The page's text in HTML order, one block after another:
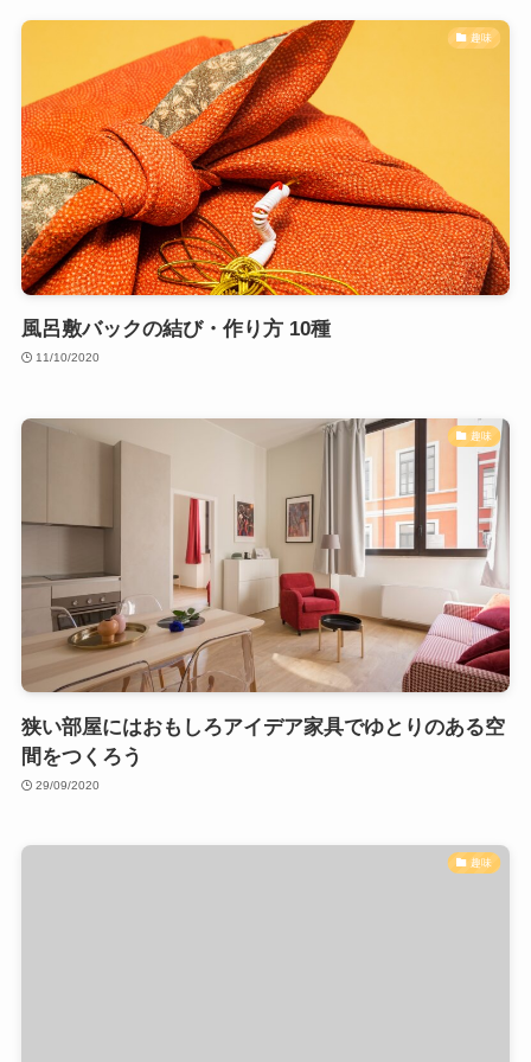
趣味
風呂敷バックの結び・作り方 10種
11/10/2020
趣味
狭い部屋にはおもしろアイデア家具でゆとりのある空
間をつくろう
29/09/2020
趣味